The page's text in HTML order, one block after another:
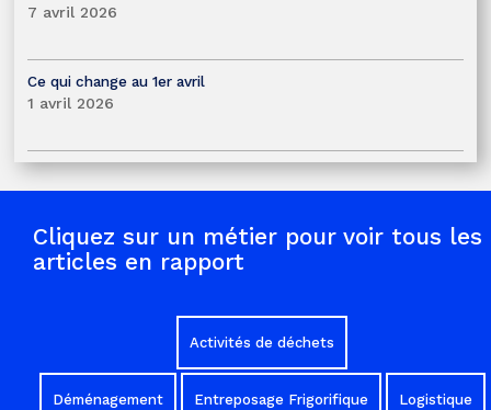
7 avril 2026
Ce qui change au 1er avril
1 avril 2026
Cliquez sur un métier pour voir tous les
articles en rapport
Activités de déchets
Déménagement Entreposage Frigorifique Logistique